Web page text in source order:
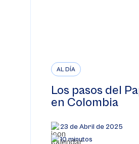
AL DÍA
Los pasos del
en Colombia
23 de Abril de 2025
10 minutos